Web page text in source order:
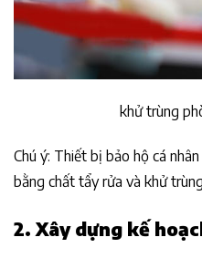
khử trùng
Chú ý: Thiết bị bảo hộ cá
bằng chất tẩy rửa và khử
2. Xây dựng kế